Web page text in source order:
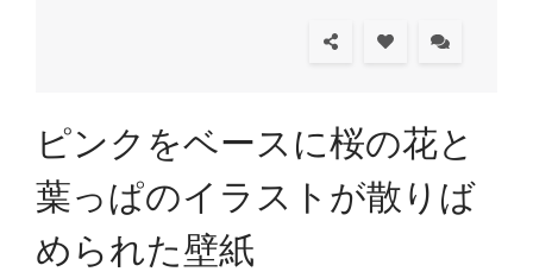
ピンクをベースに桜の花と
葉っぱのイラストが散りば
められた壁紙